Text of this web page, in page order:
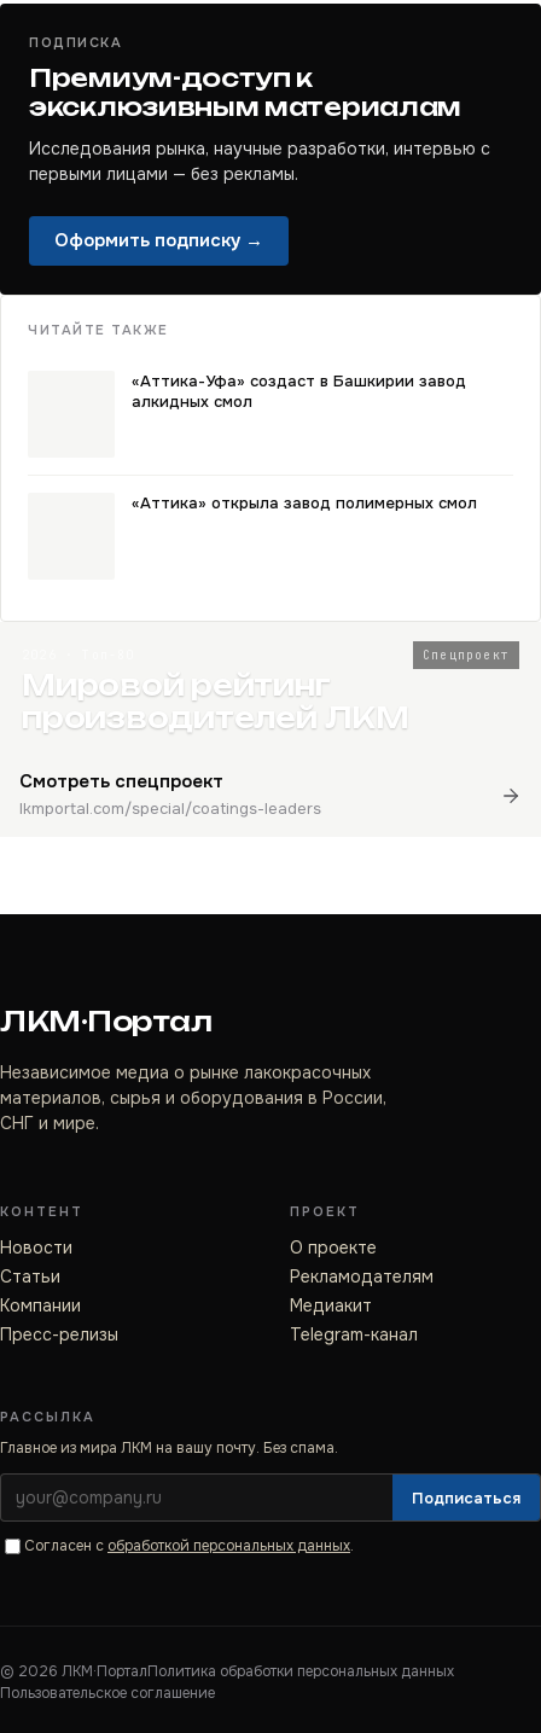
ПОДПИСКА
Премиум-доступ к
эксклюзивным материалам
Исследования рынка, научные разработки, интервью с
первыми лицами — без рекламы.
Оформить подписку →
ЧИТАЙТЕ ТАКЖЕ
«Аттика-Уфа» создаст в Башкирии завод
алкидных смол
«Аттика» открыла завод полимерных смол
Спецпроект
Мировой рейтинг
производителей ЛКМ
Смотреть спецпроект
lkmportal.com/special/coatings-leaders
ЛКМ·Портал
Независимое медиа о рынке лакокрасочных
материалов, сырья и оборудования в России,
СНГ и мире.
КОНТЕНТ
Новости
Статьи
Компании
Пресс-релизы
ПРОЕКТ
О проекте
Рекламодателям
Медиакит
Telegram-канал
РАССЫЛКА
Главное из мира ЛКМ на вашу почту. Без спама.
Подписаться
Согласен с обработкой персональных данных.
© 2026 ЛКМ·ПорталПолитика обработки персональных данных
Пользовательское соглашение